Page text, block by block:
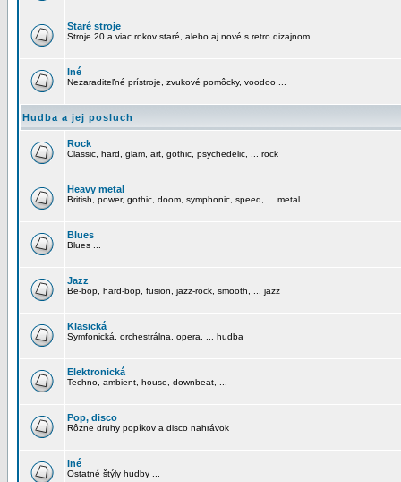
Staré stroje
Stroje 20 a viac rokov staré, alebo aj nové s retro dizajnom ...
Iné
Nezaraditeľné prístroje, zvukové pomôcky, voodoo ...
Hudba a jej posluch
Rock
Classic, hard, glam, art, gothic, psychedelic, ... rock
Heavy metal
British, power, gothic, doom, symphonic, speed, ... metal
Blues
Blues ...
Jazz
Be-bop, hard-bop, fusion, jazz-rock, smooth, ... jazz
Klasická
Symfonická, orchestrálna, opera, ... hudba
Elektronická
Techno, ambient, house, downbeat, ...
Pop, disco
Rôzne druhy popíkov a disco nahrávok
Iné
Ostatné štýly hudby ...